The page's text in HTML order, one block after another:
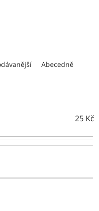
Abecedně
25 Kč